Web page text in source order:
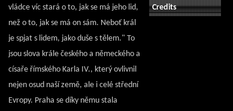
vládce víc stará o to, jak se má jeho lid,
než o to, jak se má on sám. Neboť král
je spjat s lidem, jako duše s tělem." To
jsou slova krále českého a německého a
císaře římského Karla IV., který ovlivnil
nejen osud naší země, ale i celé střední
Evropy. Praha se díky němu stala
Credits